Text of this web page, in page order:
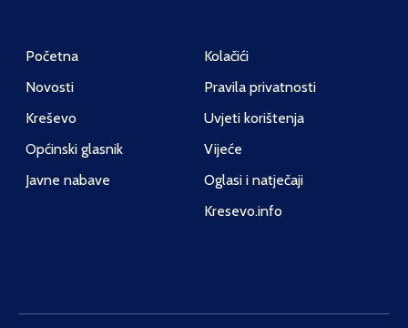
Početna
Novosti
Kreševo
Općinski glasnik
Javne nabave
Kolačići
Pravila privatnosti
Uvjeti korištenja
Vijeće
Oglasi i natječaji
Kresevo.info